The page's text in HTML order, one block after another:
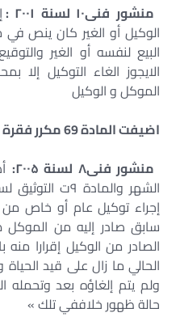
منشور فنی۱۰ لسنة ۲۰۰۱ :
الوكيل أو الغير كان ينص
البيع لنفسه أو الغير
الايجوز الغاء التوكيل
الموكل و الوكيل
اضيفت المادة 69 مكرر فقرة أولى بهذا المنشور )
منشور فنی۸ لسنة ۲۰۰۵:
إجراء توكيل عام أو خاص من
سابق صادر إليه من
الصادر من الوكيل إقرارا
الحالي ما زال على قيد الحياة
ولم يتم إلغاؤه بعد وتحمله
حالة ظهور خلاففي تلك »